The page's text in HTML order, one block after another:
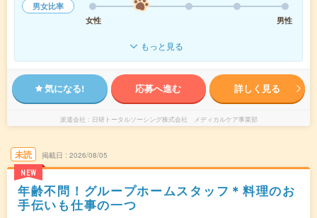
男女比率
女性
男性
もっと見る
気になる! 応募へ進む 詳しく見る
派遣会社 日研トータルソーシング株式会社 メディカルケア事業部
未読
NEW
掲載日 2026/08/05
年齢不問！グループホームスタッフ＊料理のお
手伝いも仕事の一つ